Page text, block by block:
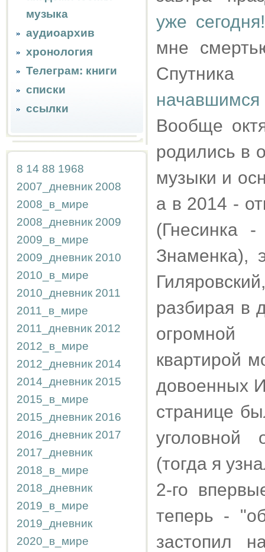
музыка
аудиоархив
хронология
Телеграм: книги
списки
ссылки
8 14 88 1968
2007_дневник 2008
2008_в_мире
2008_дневник 2009
2009_в_мире
2009_дневник 2010
2010_в_мире
2010_дневник 2011
2011_в_мире
2011_дневник 2012
2012_в_мире
2012_дневник 2014
2014_дневник 2015
2015_в_мире
2015_дневник 2016
2016_дневник 2017
2017_дневник
2018_в_мире
2018_дневник
2019_в_мире
2019_дневник
2020_в_мире
уже сегодня!
мне
начавшимся
Вообще
родились в
музыки и
а в 2014 -
(Гнесинка
Знаменка),
разбирая в
огромной
квартирой
довоенных
странице
уголовной
(тогда я
2-го
теперь -
застопил